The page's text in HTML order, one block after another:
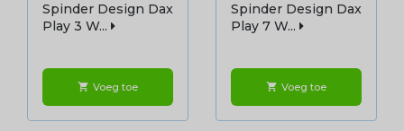
Spinder Design Dax
Play 3 W...
shopping_cart Voeg toe
Spinder Design Dax
Play 7 W...
shopping_cart Voeg toe